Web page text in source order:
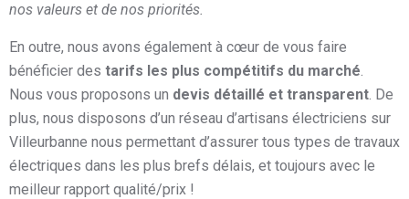
nos valeurs et de nos priorités.
En outre, nous avons également à cœur de vous faire
bénéficier des tarifs les plus compétitifs du marché
Nous vous proposons un devis détaillé et transparent . De
plus, nous disposons d’un réseau d’artisans électriciens sur
Villeurbanne nous permettant d’assurer tous types de travaux
électriques dans les plus brefs délais, et toujours avec le
meilleur rapport qualité/prix !